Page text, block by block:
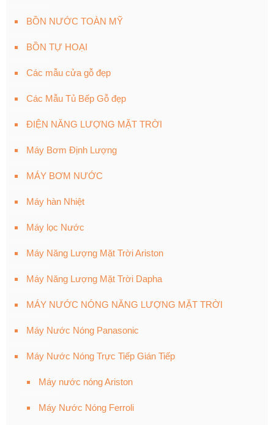
BỒN NƯỚC TOÀN MỸ
BỒN TỰ HOẠI
Các mẫu cửa gỗ đẹp
Các Mẫu Tủ Bếp Gỗ đẹp
ĐIỆN NĂNG LƯỢNG MẶT TRỜI
Máy Bơm Định Lượng
MÁY BƠM NƯỚC
Máy hàn Nhiệt
Máy lọc Nước
Máy Năng Lượng Mặt Trời Ariston
Máy Năng Lượng Mặt Trời Dapha
MÁY NƯỚC NÓNG NĂNG LƯỢNG MẶT TRỜI
Máy Nước Nóng Panasonic
Máy Nước Nóng Trực Tiếp Gián Tiếp
Máy nước nóng Ariston
Máy Nước Nóng Ferroli